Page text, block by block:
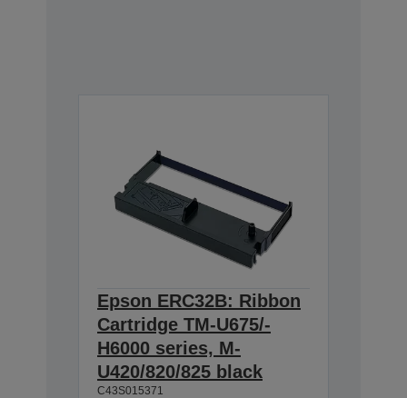
Epson ERC32B: Ribbon
Cartridge TM-U675/-
H6000 series, M-
U420/820/825 black
C43S015371